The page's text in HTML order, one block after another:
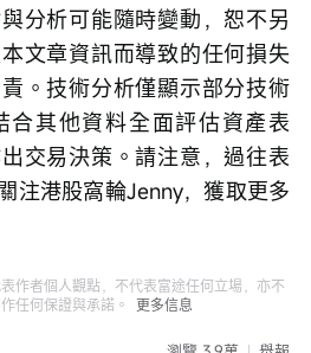
分析可能隨時變動，恕不另
文章資訊而導致的任何損失
。技術分析僅顯示部分技術
合其他資料全面評估資產表
交易決策。請注意，過往表
注港股窩輪Jenny，獲取更多
作者個人觀點，不代表富途任何立場，亦不
任何保證與承諾。
更多信息